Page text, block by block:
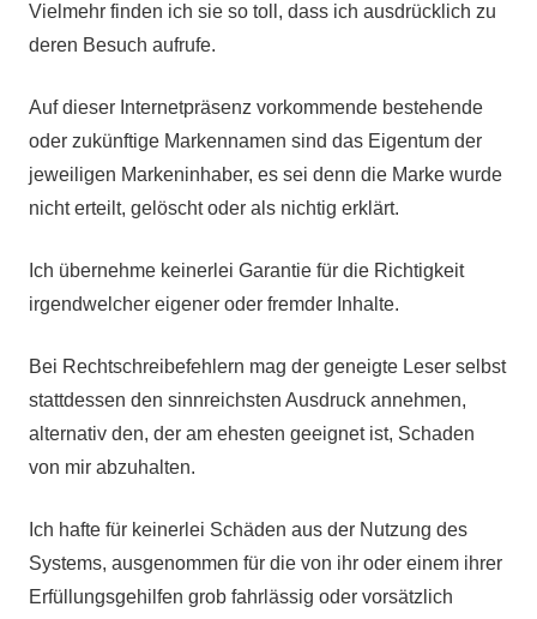
Vielmehr finden ich sie so toll, dass ich ausdrücklich zu
deren Besuch aufrufe.
Auf dieser Internetpräsenz vorkommende bestehende
oder zukünftige Markennamen sind das Eigentum der
jeweiligen Markeninhaber, es sei denn die Marke wurde
nicht erteilt, gelöscht oder als nichtig erklärt.
Ich übernehme keinerlei Garantie für die Richtigkeit
irgendwelcher eigener oder fremder Inhalte.
Bei Rechtschreibefehlern mag der geneigte Leser selbst
stattdessen den sinnreichsten Ausdruck annehmen,
alternativ den, der am ehesten geeignet ist, Schaden
von mir abzuhalten.
Ich hafte für keinerlei Schäden aus der Nutzung des
Systems, ausgenommen für die von ihr oder einem ihrer
Erfüllungsgehilfen grob fahrlässig oder vorsätzlich